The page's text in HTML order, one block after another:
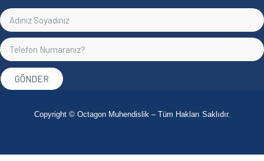
GÖNDER
Copyright © Octagon Muhendislik – Tüm Hakları Saklıdır.